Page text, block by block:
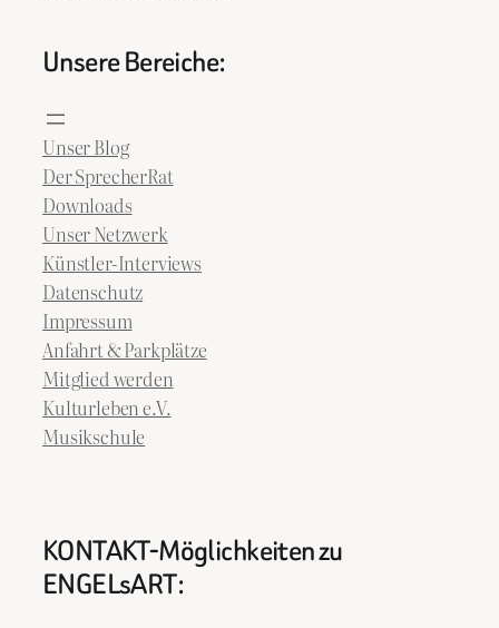
Unsere Bereiche:
Unser Blog
Der SprecherRat
Downloads
Unser Netzwerk
Künstler-Interviews
Datenschutz
Impressum
Anfahrt & Parkplätze
Mitglied werden
Kulturleben e.V.
Musikschule
KONTAKT-Möglichkeiten zu
ENGELsART: